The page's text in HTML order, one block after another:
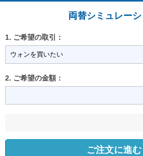
両替シミュレー
1. ご希望の取引：
2. ご希望の金額：
ご注文に進む